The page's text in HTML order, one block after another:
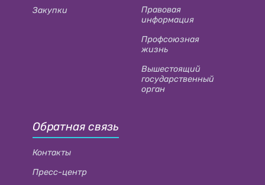
Закупки
Правовая
информация
Профсоюзная
жизнь
Вышестоящий
государственный
орган
Обратная связь
Контакты
Пресс-центр